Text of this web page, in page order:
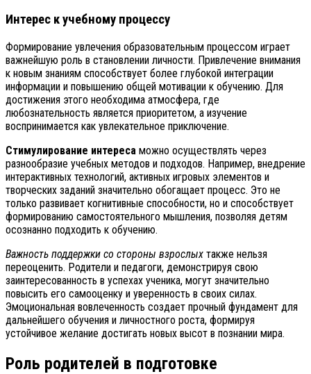
Интерес к учебному процессу
Формирование увлечения образовательным процессом играет
важнейшую роль в становлении личности. Привлечение внимания
к новым знаниям способствует более глубокой интеграции
информации и повышению общей мотивации к обучению. Для
достижения этого необходима атмосфера, где
любознательность является приоритетом, а изучение
воспринимается как увлекательное приключение.
Стимулирование интереса можно осуществлять через
разнообразие учебных методов и подходов. Например, внедрение
интерактивных технологий, активных игровых элементов и
творческих заданий значительно обогащает процесс. Это не
только развивает когнитивные способности, но и способствует
формированию самостоятельного мышления, позволяя детям
осознанно подходить к обучению.
Важность поддержки со стороны взрослых также нельзя
переоценить. Родители и педагоги, демонстрируя свою
заинтересованность в успехах ученика, могут значительно
повысить его самооценку и уверенность в своих силах.
Эмоциональная вовлеченность создает прочный фундамент для
дальнейшего обучения и личностного роста, формируя
устойчивое желание достигать новых высот в познании мира.
Роль родителей в подготовке